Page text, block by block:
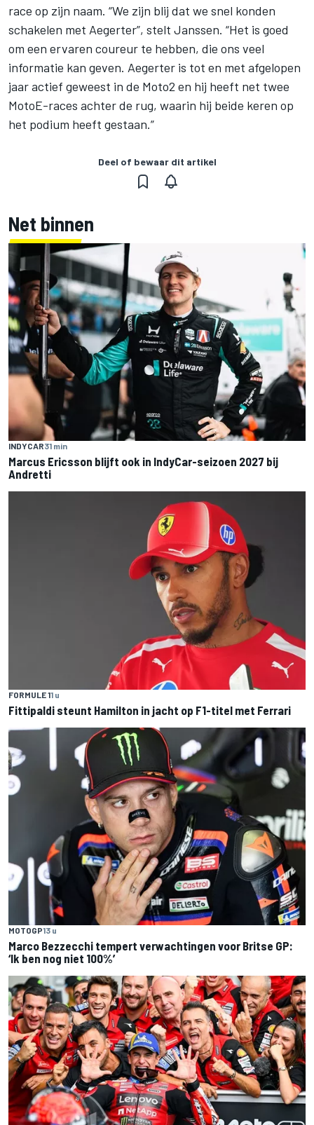
race op zijn naam. “We zijn blij dat we snel konden
schakelen met Aegerter”, stelt Janssen. “Het is goed
om een ervaren coureur te hebben, die ons veel
informatie kan geven. Aegerter is tot en met afgelopen
jaar actief geweest in de Moto2 en hij heeft net twee
MotoE-races achter de rug, waarin hij beide keren op
het podium heeft gestaan.”
Deel of bewaar dit artikel
Net binnen
INDYCAR31 min
Marcus Ericsson blijft ook in IndyCar-seizoen 2027 bij
Andretti
FORMULE 11 u
Fittipaldi steunt Hamilton in jacht op F1-titel met Ferrari
MOTOGP13 u
Marco Bezzecchi tempert verwachtingen voor Britse GP:
‘Ik ben nog niet 100%’